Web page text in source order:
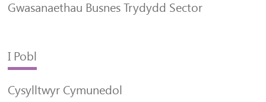
Gwasanaethau Busnes Trydydd Sector
I Pobl
Cysylltwyr Cymunedol